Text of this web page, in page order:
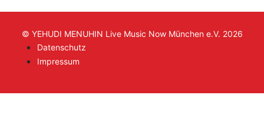
© YEHUDI MENUHIN Live Music Now München e.V. 2026
Datenschutz
Impressum